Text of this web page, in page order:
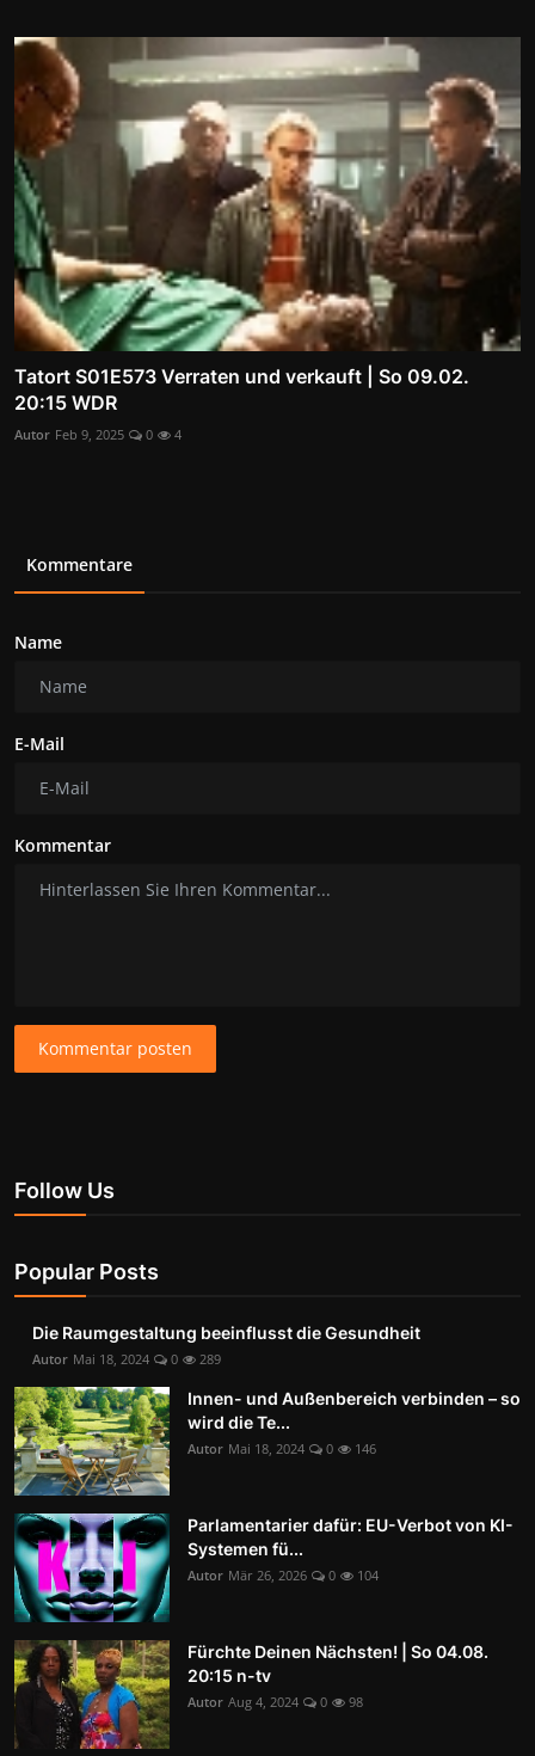
Tatort S01E573 Verraten und verkauft | So 09.02.
20:15 WDR
Autor Feb 9, 2025 0 4
Kommentare
Name
E-Mail
Kommentar
Kommentar posten
Follow Us
Popular Posts
Die Raumgestaltung beeinflusst die Gesundheit
Autor Mai 18, 2024 0 289
Innen- und Außenbereich verbinden – so
wird die Te...
Autor Mai 18, 2024 0 146
Parlamentarier dafür: EU-Verbot von KI-
Systemen fü...
Autor Mär 26, 2026 0 104
Fürchte Deinen Nächsten! | So 04.08.
20:15 n-tv
Autor Aug 4, 2024 0 98